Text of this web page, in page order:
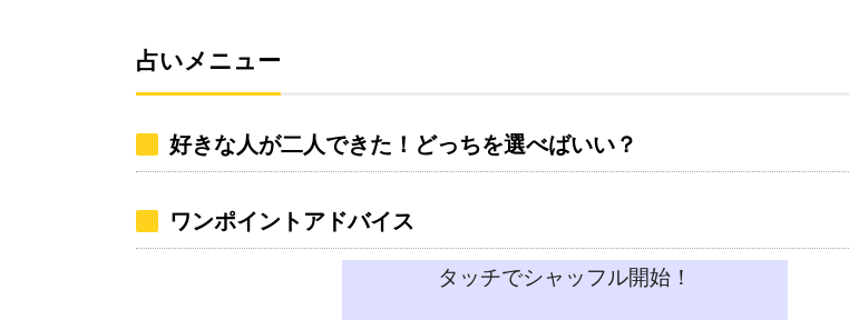
占いメニュー
好きな人が二人できた！どっちを選べばいい？
ワンポイントアドバイス
タッチでシャッフル開始！